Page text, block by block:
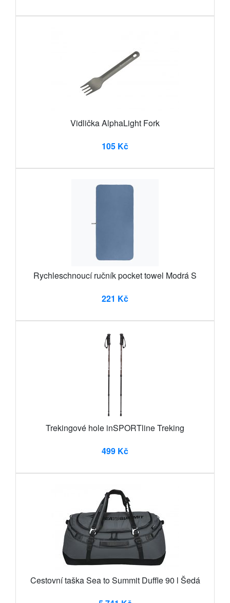
Vidlička AlphaLight Fork
105 Kč
Rychleschnoucí ručník pocket towel Modrá S
221 Kč
Trekingové hole inSPORTline Treking
499 Kč
Cestovní taška Sea to Summit Duffle 90 l Šedá